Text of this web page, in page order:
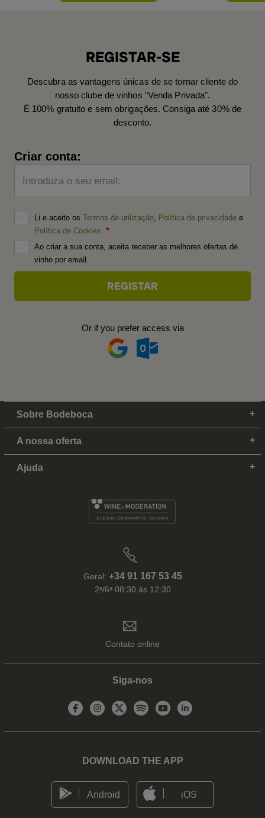
REGISTAR-SE
Descubra as vantagens únicas de se tornar cliente do
nosso clube de vinhos "Venda Privada".
É 100% gratuito e sem obrigações. Consiga até 30% de
desconto.
Criar conta:
Introduza o seu email:
Li e aceito os Termos de utilização Política de privacidade e
Política de Cookies
Ao criar a sua conta, aceita receber as melhores ofertas de
vinho por email.
Or if you prefer access via
Sobre Bodeboca
A nossa oferta
Ajuda
Geral: +34 91 167 53 45
2ᵃ/6ᵃ 08:30 às 12:30
Contato online
Siga-nos
DOWNLOAD THE APP
Android iOS